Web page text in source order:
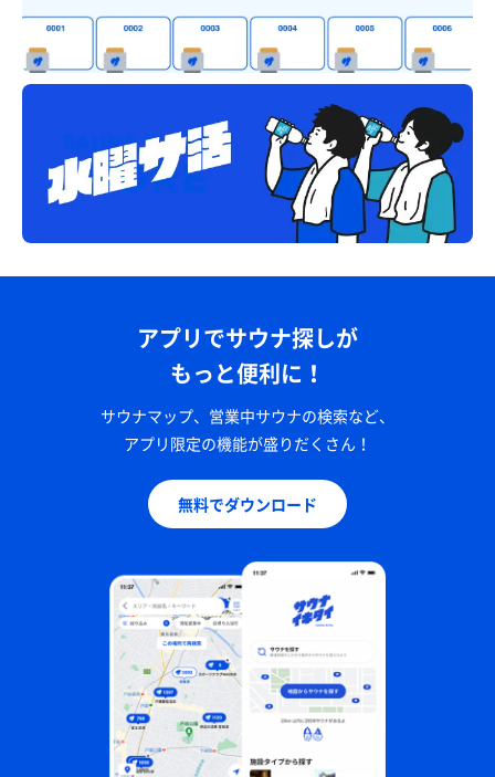
アプリでサウナ探しが
もっと便利に！
サウナマップ、営業中サウナの検索など、
アプリ限定の機能が盛りだくさん！
無料でダウンロード